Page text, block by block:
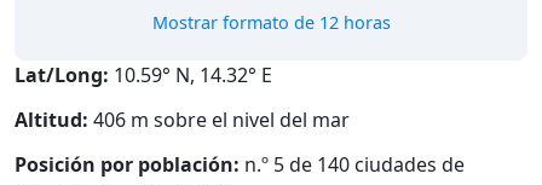
Mostrar formato de 12 horas
Lat/Long: 10.59° N, 14.32° E
Altitud: 406 m sobre el nivel del mar
Posición por población: n.º 5 de 140 ciudades de